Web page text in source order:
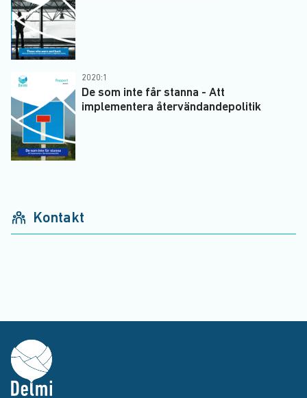
2020:1
De som inte får stanna - Att
implementera återvändandepolitik
Kontakt